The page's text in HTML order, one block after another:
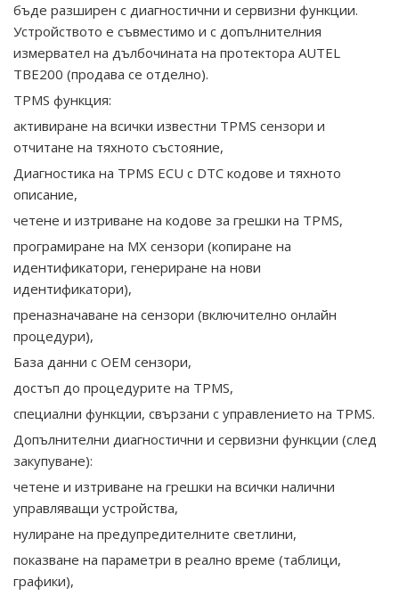
бъде разширен с диагностични и сервизни функции.
Устройството е съвместимо и с допълнителния
измервател на дълбочината на протектора AUTEL
TBE200 (продава се отделно).
TPMS функция:
активиране на всички известни TPMS сензори и
отчитане на тяхното състояние,
Диагностика на TPMS ECU с DTC кодове и тяхното
описание,
четене и изтриване на кодове за грешки на TPMS,
програмиране на MX сензори (копиране на
идентификатори, генериране на нови
идентификатори),
преназначаване на сензори (включително онлайн
процедури),
База данни с OEM сензори,
достъп до процедурите на TPMS,
специални функции, свързани с управлението на TPMS.
Допълнителни диагностични и сервизни функции (след
закупуване):
четене и изтриване на грешки на всички налични
управляващи устройства,
нулиране на предупредителните светлини,
показване на параметри в реално време (таблици,
графики),